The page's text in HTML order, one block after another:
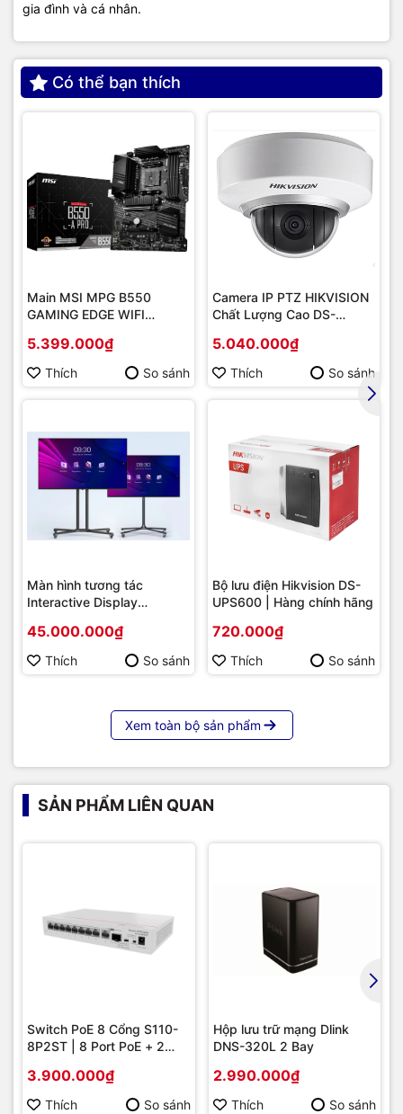
gia đình và cá nhân.
Có thể bạn thích
Main MSI MPG B550
GAMING EDGE WIFI
Socket AM4/ VGA
onboard)
5.399.000₫
Thích So sánh
Camera IP PTZ HIKVISION
Chất Lượng Cao DS-
5.040.000₫
Thích So sánh
Màn hình tương tác
Interactive Display
86 | Cấu hình cao cấp |
Hàng chính hãng
45.000.000₫
Thích So sánh
Bộ lưu điện Hikvision DS-
UPS600 | Hàng chính hãng
720.000₫
Thích So sánh
Xem toàn bộ sản phẩm
SẢN PHẨM LIÊN QUAN
Switch PoE 8 Cổng S110-
8P2ST | 8 Port PoE + 2
3.900.000₫
Thích So sánh
Hộp lưu trữ mạng Dlink
DNS-320L 2 Bay
2.990.000₫
Thích So sánh